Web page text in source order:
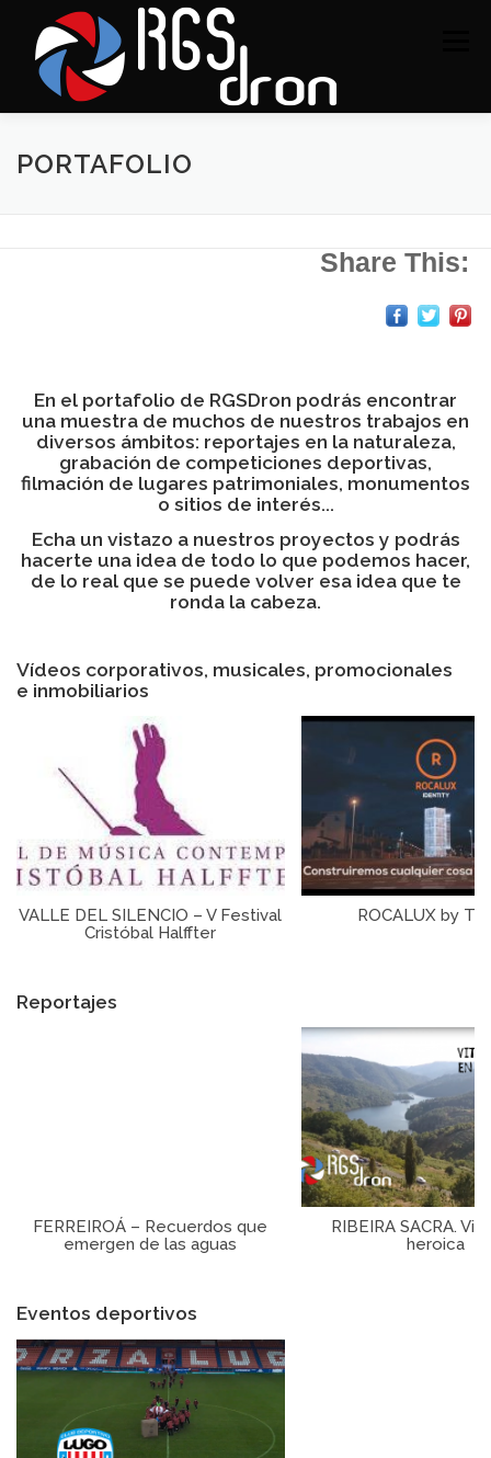
contenido
SERVICIOS PORTAFOLIO
PORTAFOLIO
Share This:
En el portafolio de RGSDron podrás encontrar
una muestra de muchos de nuestros trabajos en
diversos ámbitos: reportajes en la naturaleza,
grabación de competiciones deportivas,
filmación de lugares patrimoniales, monumentos
o sitios de interés...
Echa un vistazo a nuestros proyectos y podrás
hacerte una idea de todo lo que podemos hacer,
de lo real que se puede volver esa idea que te
ronda la cabeza.
Vídeos corporativos, musicales, promocionales
e inmobiliarios
VALLE DEL SILENCIO – V Festival
Cristóbal Halffter
ROCALUX by
Reportajes
FERREIROÁ – Recuerdos que
emergen de las aguas
RIBEIRA SACRA.
heroica
Eventos deportivos